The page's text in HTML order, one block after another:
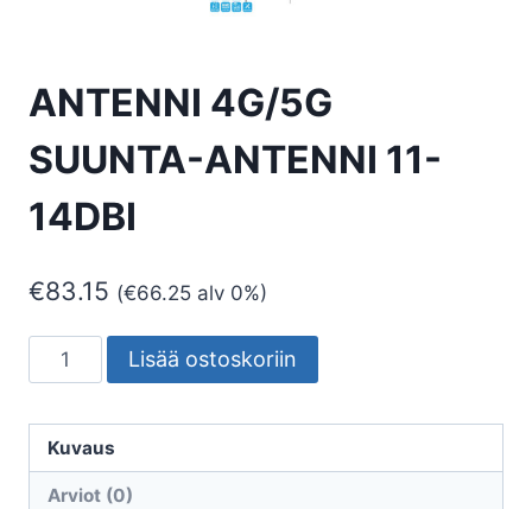
ANTENNI 4G/5G
SUUNTA-ANTENNI 11-
14DBI
€83.15 (€66.25 alv 0%)
ANTENNI
4G/5G
ANTENNI
11-
Lisää ostoskoriin
Kuvaus
Arviot (0)